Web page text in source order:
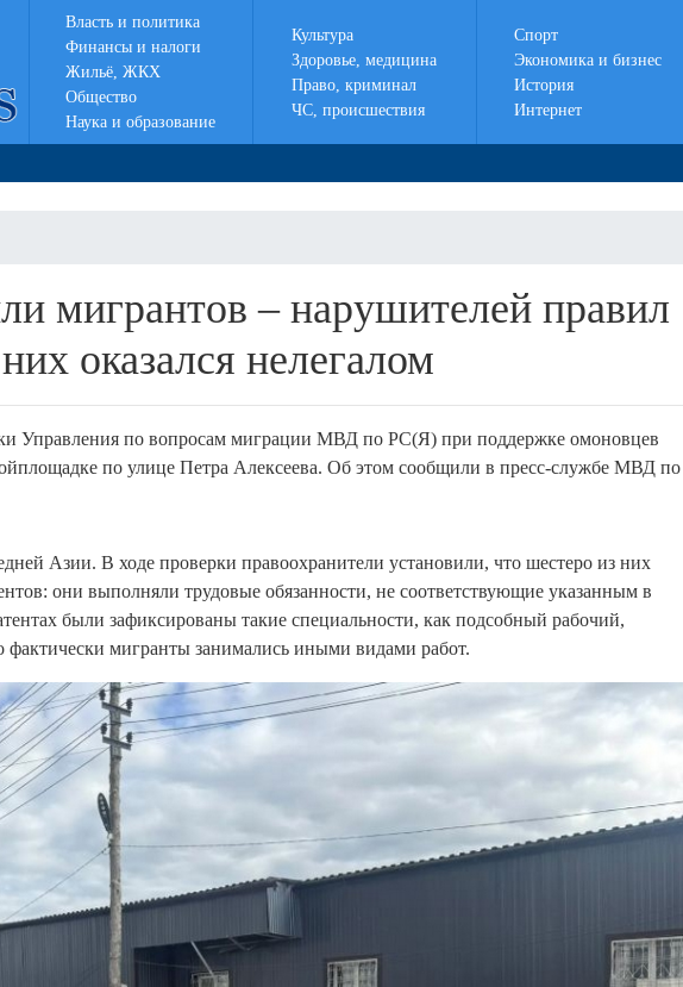
Власть и политика
Финансы и налоги
Жильё, ЖКХ
Общество
Наука и образование
Культура
Здоровье, медицина
Право, криминал
ЧС, происшествия
Спорт
Экономика и бизнес
История
Интернет
мигрантов – нарушителей правил
оказался нелегалом
Управления по вопросам миграции МВД по РС(Я) при поддержке омоновцев
по улице Петра Алексеева. Об этом сообщили в пресс-службе МВД по
Азии. В ходе проверки правоохранители установили, что шестеро из них
они выполняли трудовые обязанности, не соответствующие указанным в
были зафиксированы такие специальности, как подсобный рабочий,
фактически мигранты занимались иными видами работ.